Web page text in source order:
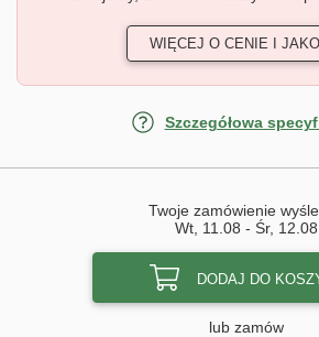
WIĘCEJ O CENIE I
Szczegółowa
Twoje zamówienie
Wt, 11.08 - Śr, 12.08
DODAJ DO
lub zamów